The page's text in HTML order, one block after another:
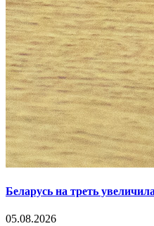
Беларусь на треть
05.08.2026